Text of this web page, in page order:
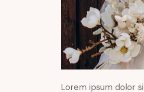
Lorem ipsum dolor